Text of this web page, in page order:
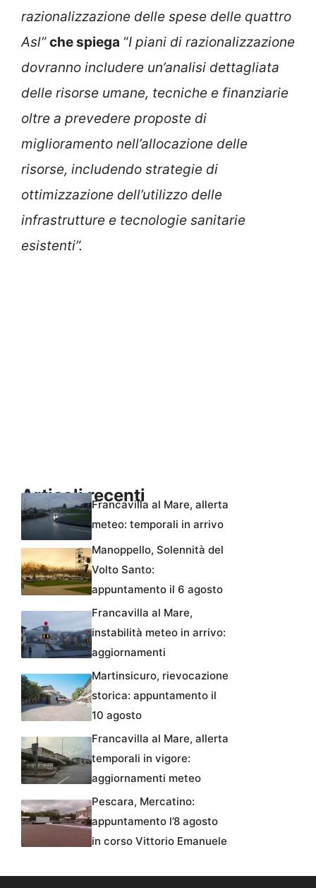
razionalizzazione delle spese delle quattro
Asl” che spiega “I piani di razionalizzazione
dovranno includere un’analisi dettagliata
delle risorse umane, tecniche e finanziarie
oltre a prevedere proposte di
miglioramento nell’allocazione delle
risorse, includendo strategie di
ottimizzazione dell’utilizzo delle
infrastrutture e tecnologie sanitarie
esistenti”.
Articoli recentiFrancavilla al Mare, allerta
meteo: temporali in arrivo
Manoppello, Solennità del
Volto Santo:
appuntamento il 6 agosto
Francavilla al Mare,
instabilità meteo in arrivo:
aggiornamenti
Martinsicuro, rievocazione
storica: appuntamento il
10 agosto
Francavilla al Mare, allerta
temporali in vigore:
aggiornamenti meteo
Pescara, Mercatino:
appuntamento l’8 agosto
in corso Vittorio Emanuele